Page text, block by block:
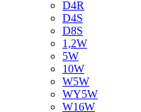
D4R
D4S
D8S
1,2W
5W
10W
W5W
WY5W
W16W